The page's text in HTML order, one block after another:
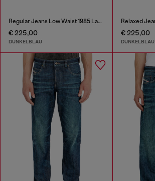
Regular Jeans Low Waist 1985 Larkee
€ 225,00
DUNKELBLAU
€ 225,00
DUNKELBLAU